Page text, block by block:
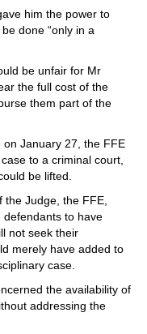
him the power to
done “only in a
be unfair for Mr
the full cost of the
them part of the
January 27, the FFE
to a criminal court,
be lifted.
Judge, the FFE,
defendants to have
not seek their
merely have added to
case.
the availability of
addressing the